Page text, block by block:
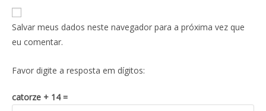
Salvar meus dados neste navegador para a próxima vez que
eu comentar.
Favor digite a resposta em dígitos:
catorze + 14 =